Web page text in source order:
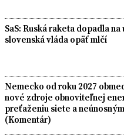
SaS: Ruská raketa dopadla
slovenská vláda opäť mlčí
Nemecko od roku 2027
nové zdroje obnoviteľnej
preťaženiu siete a
(Komentár)